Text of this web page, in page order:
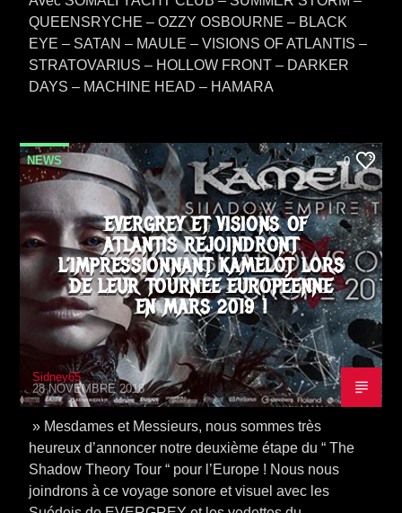
QUEENSRYCHE – OZZY OSBOURNE – BLACK
EYE – SATAN – MAULE – VISIONS OF ATLANTIS –
STRATOVARIUS – HOLLOW FRONT – DARKER
DAYS – MACHINE HEAD – HAMARA
NEWS 0
EVERGREY ET VISIONS OF
ATLANTIS REJOINDRONT
L’IMPRESSIONNANT KAMELOT LORS
DE LEUR TOURNÉE EUROPÉENNE
EN MARS 2019 !
Sidney65
28 NOVEMBRE 2018
» Mesdames et Messieurs, nous sommes très
heureux d’annoncer notre deuxième étape du “ The
Shadow Theory Tour “ pour l’Europe ! Nous nous
joindrons à ce voyage sonore et visuel avec les